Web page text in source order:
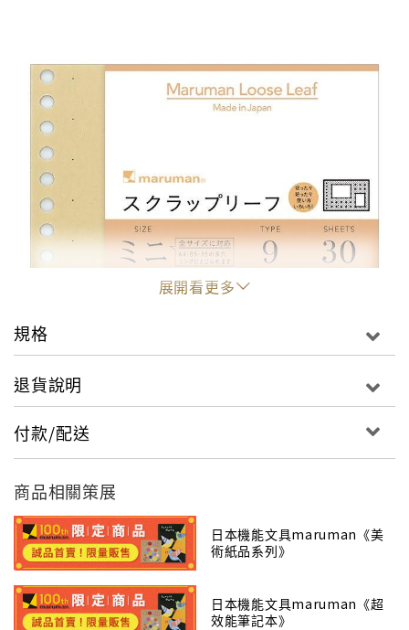
展開看更多
規格
退貨說明
付款/配送
商品相關策展
日本機能文具maruman《美
術紙品系列》
日本機能文具maruman《超
效能筆記本》